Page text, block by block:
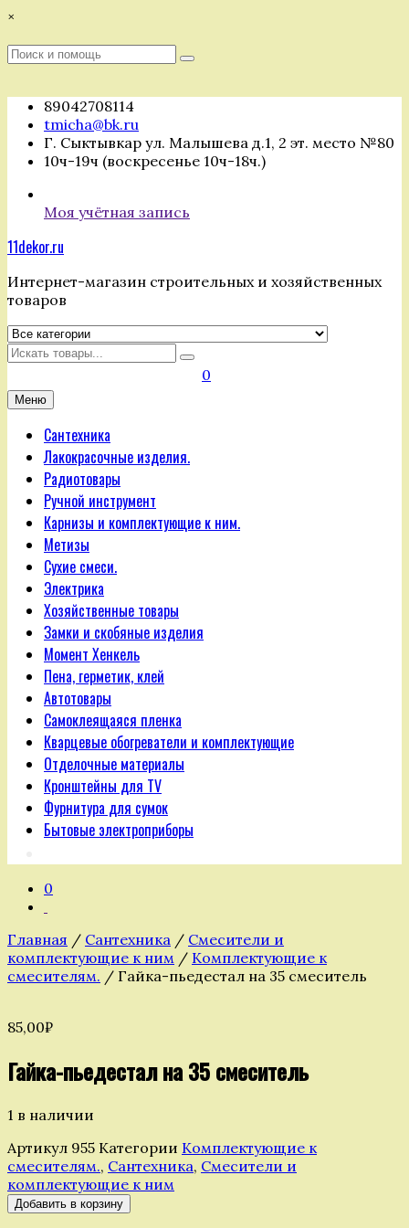
Перейти
содержимому
×
Поиск
Поиск
89042708114
tmicha@bk.ru
Г. Сыктывкар ул. Малышева д.1, 2 эт. место №80
10ч-19ч (воскресенье 10ч-18ч.)
Моя учётная запись
11dekor.ru
Интернет-магазин строительных и хозяйственных
товаров
Искать
0
Меню
Сантехника
Лакокрасочные изделия.
Радиотовары
Ручной инструмент
Карнизы и комплектующие к ним.
Метизы
Сухие смеси.
Электрика
Хозяйственные товары
Замки и скобяные изделия
Момент Хенкель
Пена, герметик, клей
Автотовары
Самоклеящаяся пленка
Кварцевые обогреватели и комплектующие
Отделочные материалы
Кронштейны для TV
Фурнитура для сумок
Бытовые электроприборы
0
Главная / Сантехника / Смесители и
комплектующие к ним / Комплектующие к
смесителям. / Гайка-пьедестал на 35 смеситель
85,00₽
Гайка-пьедестал на 35 смеситель
1 в наличии
Артикул 955 Категории Комплектующие к
смесителям., Сантехника, Смесители и
комплектующие к ним
Количество
товара
Добавить в корзину